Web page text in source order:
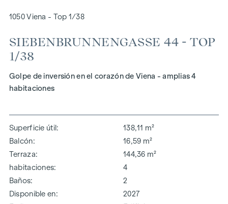
1050 Viena - Top 1/38
SIEBENBRUNNENGASSE 44 - TOP
1/38
Golpe de inversión en el corazón de Viena - amplias 4
habitaciones
Superficie útil
138,11 m²
Balcón
16,59 m²
Terraza
144,36 m²
habitaciones
4
Baños
2
Disponible en
2027